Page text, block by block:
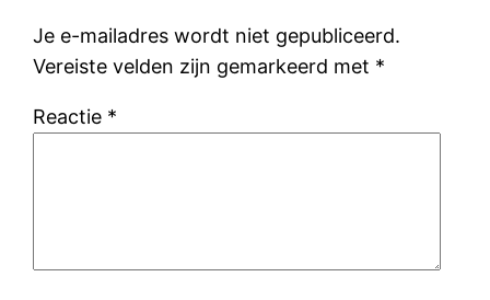
Je e-mailadres wordt niet gepubliceerd.
Vereiste velden zijn gemarkeerd met *
Reactie *